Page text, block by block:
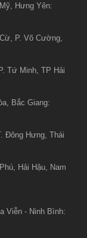
Hưng Yên:
P. Võ Cường,
Tứ Minh, TP Hải
Bắc Giang:
Đông Hưng, Thái
Hải Hậu, Nam
Viễn - Ninh Bình: